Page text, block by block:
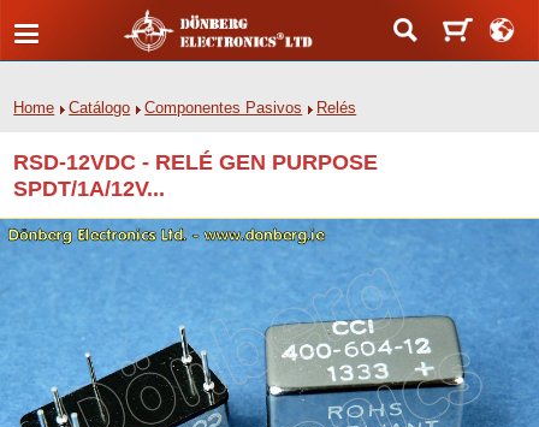
Home Catálogo Componentes Pasivos Relés
RSD-12VDC - RELÉ GEN PURPOSE
SPDT/1A/12V...